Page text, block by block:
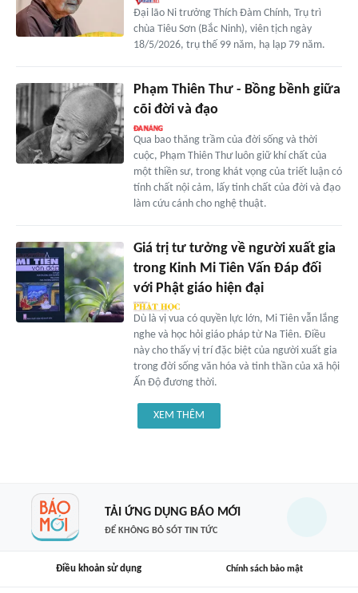
Đại lão Ni trưởng Thích Đàm Chính, Trụ trì
chùa Tiêu Sơn (Bắc Ninh), viên tịch ngày
18/5/2026, trụ thế 99 năm, hạ lạp 79 năm.
Phạm Thiên Thư - Bồng bềnh giữa
cõi đời và đạo
Qua bao thăng trầm của đời sống và thời
cuộc, Phạm Thiên Thư luôn giữ khí chất của
một thiền sư, trong khát vọng của triết luận có
tính chất nội cảm, lấy tinh chất của đời và đạo
làm cứu cánh cho nghệ thuật.
Giá trị tư tưởng về người xuất gia
trong Kinh Mi Tiên Vấn Đáp đối
với Phật giáo hiện đại
Dù là vị vua có quyền lực lớn, Mi Tiên vẫn lắng
nghe và học hỏi giáo pháp từ Na Tiên. Điều
này cho thấy vị trí đặc biệt của người xuất gia
trong đời sống văn hóa và tinh thần của xã hội
Ấn Độ đương thời.
XEM THÊM
TẢI ỨNG DỤNG BÁO MỚI
ĐỂ KHÔNG BỎ SÓT TIN TỨC
Điều khoản sử dụng Chính sách bảo mật